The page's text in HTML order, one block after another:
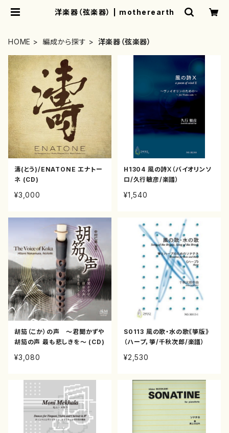
洋楽器（弦楽器） | motherearth
HOME 編成から探す 洋楽器（弦楽器）
濤(とう)/ENATONE エナトー
ネ (CD)
¥3,000
H1304 風の詩Ⅹ（バイオリンソ
ロ/久行敏彦/楽譜）
¥1,540
胡笳（こか）の声 ～君聞かずや
胡笳の声 最も悲しきを～ (CD)
¥3,080
S0113 風の歌・水の歌《箏版》
（ハープ，箏/千秋次郎/楽譜）
¥2,530